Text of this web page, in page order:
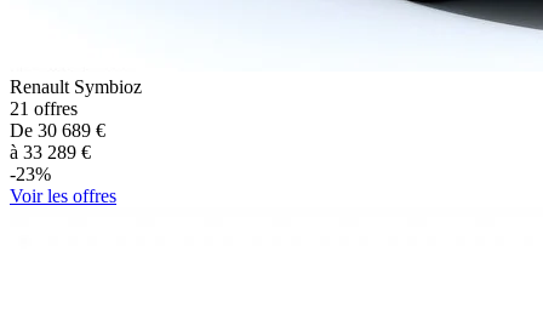
Renault Symbioz
21 offres
De 30 689 €
à 33 289 €
-23%
Voir les offres